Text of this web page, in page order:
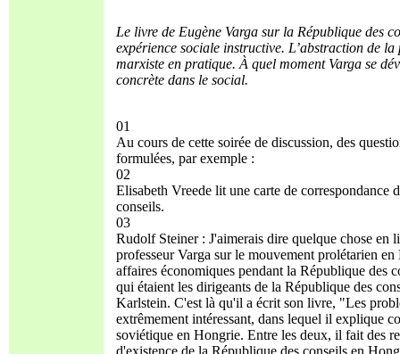
Le livre de Eugène Varga sur la République des
expérience sociale instructive. L’abstraction de
marxiste en pratique. À quel moment Varga se
concrète dans le social.
01
Au cours de cette soirée de discussion, des
formulées, par exemple :
02
Elisabeth Vreede lit une carte de
conseils.
03
Rudolf Steiner : J'aimerais dire quelque chose
professeur Varga sur le mouvement prolétarien
affaires économiques pendant la République des
qui étaient les dirigeants de la République des
Karlstein. C'est là qu'il a écrit son livre, "Les
extrêmement intéressant, dans lequel il explique
soviétique en Hongrie. Entre les deux, il fait des
d'existence de la République des conseils en